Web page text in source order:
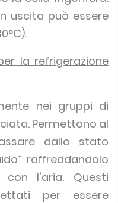
uscita può essere
la refrigerazione
nei gruppi di
Permettono al
dallo stato
raffreddandolo
con l'aria. Questi
per essere